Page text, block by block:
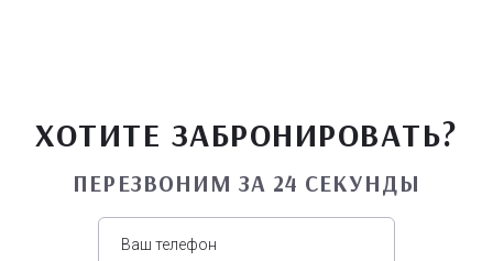
ХОТИТЕ ЗАБРОНИРОВАТЬ?
ПЕРЕЗВОНИМ ЗА 24 СЕКУНДЫ